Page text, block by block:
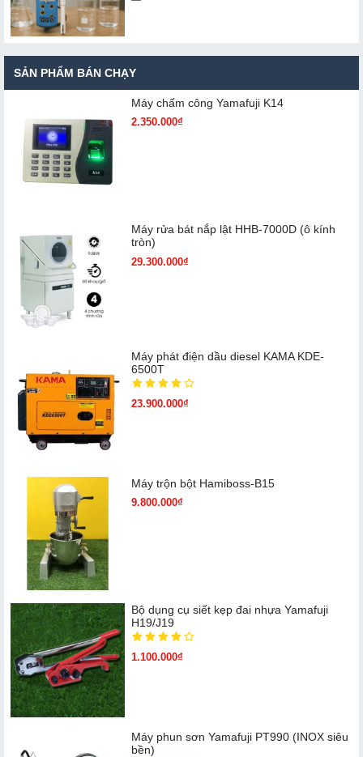
SẢN PHẨM BÁN CHẠY
Máy chấm cô​ng Yamafuji K14
2.350.000₫
Máy rửa bát nắp lật HHB-7000D (ô kính
tròn)
29.300.000₫
Máy phát điện dầu diesel KAMA KDE-
6500T
23.900.000₫
Máy trộn bột Hamiboss-B15
9.800.000₫
Bộ dụng cụ siết kẹp đai nhựa Yamafuji
H19/J19
1.100.000₫
Máy phun sơn Yamafuji PT990 (INOX siêu
bền)